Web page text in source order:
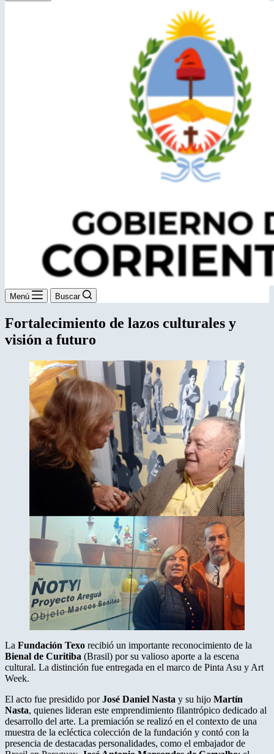
Menú Buscar
Fortalecimiento de lazos culturales y
visión a futuro
La Fundación Texo recibió un importante reconocimiento de la
Bienal de Curitiba (Brasil) por su valioso aporte a la escena
cultural. La distinción fue entregada en el marco de Pinta Asu y Art
Week.
El acto fue presidido porJosé Daniel Nasta y su hijo Martín
Nasta, quienes lideran este emprendimiento filantrópico dedicado al
desarrollo del arte. La premiación se realizó en el contexto de una
muestra de la ecléctica colección de la fundación y contó con la
presencia de destacadas personalidades, como el embajador de